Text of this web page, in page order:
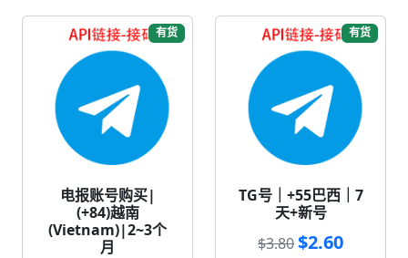
有货
电报账号购买|
(+84)越南
(Vietnam)|2~3个
月
有货
TG号｜+55巴西｜7
天+新号
$3.80$2.60